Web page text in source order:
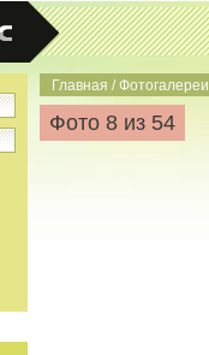
Главная /Фотогалереи
Фото 8 из 54